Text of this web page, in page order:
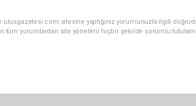
sitesine yaptığınız yorumunuzla ilgili
tüm yorumlardan site yönetimi hiçbir şekilde sorumlu